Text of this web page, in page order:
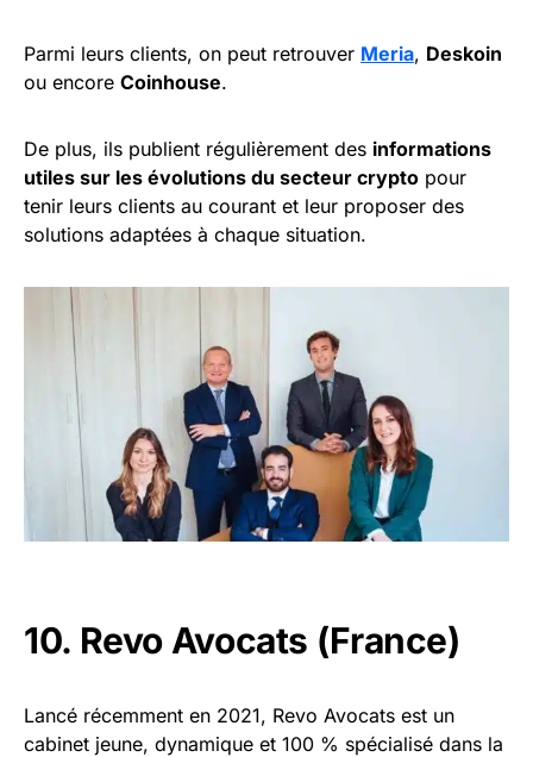
Parmi leurs clients, on peut retrouver Meria, Deskoin
ou encore Coinhouse.
De plus, ils publient régulièrement des informations
utiles sur les évolutions du secteur crypto pour
tenir leurs clients au courant et leur proposer des
solutions adaptées à chaque situation.
10. Revo Avocats (France)
Lancé récemment en 2021, Revo Avocats est un
cabinet jeune, dynamique et 100 % spécialisé dans la